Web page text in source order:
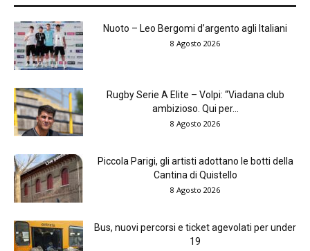
Nuoto – Leo Bergomi d’argento agli Italiani
8 Agosto 2026
Rugby Serie A Elite – Volpi: “Viadana club
ambizioso. Qui per...
8 Agosto 2026
Piccola Parigi, gli artisti adottano le botti della
Cantina di Quistello
8 Agosto 2026
Bus, nuovi percorsi e ticket agevolati per under
19